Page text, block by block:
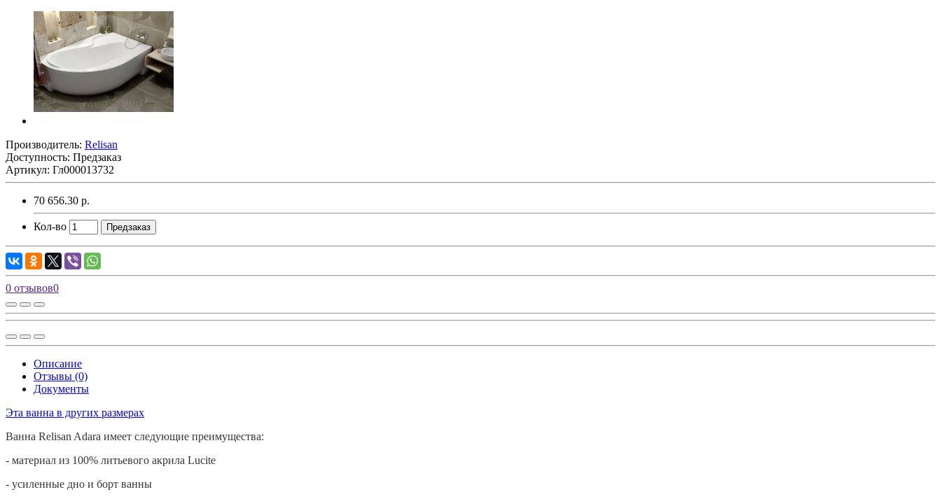
Производитель: Relisan
Доступность: Предзаказ
Артикул: Гл000013732
70 656.30 р.
Кол-во Предзаказ
0 отзывов0
Описание
Отзывы (0)
Документы
Эта ванна в других размерах
Ванна Relisan Adara имеет следующие преимущества:
- материал из 100% литьевого акрила Lucite
- усиленные дно и борт ванны